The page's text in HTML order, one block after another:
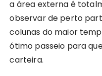
a área externa é
observar de perto
colunas do maior
ótimo passeio para
carteira.